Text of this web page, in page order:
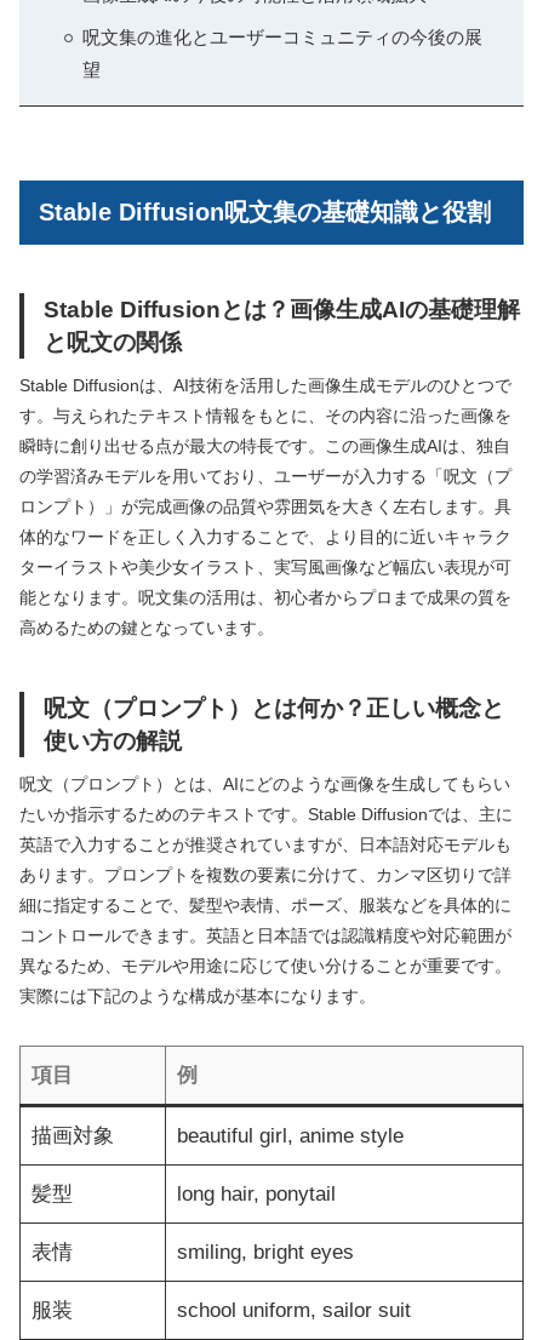
呪文集の進化とユーザーコミュニティの今後の展
望
Stable Diffusion呪文集の基礎知識と役割
Stable Diffusionとは？画像生成AIの基礎理解
と呪文の関係
Stable Diffusionは、AI技術を活用した画像生成モデルのひとつで
す。与えられたテキスト情報をもとに、その内容に沿った画像を
瞬時に創り出せる点が最大の特長です。この画像生成AIは、独自
の学習済みモデルを用いており、ユーザーが入力する「呪文（プ
ロンプト）」が完成画像の品質や雰囲気を大きく左右します。具
体的なワードを正しく入力することで、より目的に近いキャラク
ターイラストや美少女イラスト、実写風画像など幅広い表現が可
能となります。呪文集の活用は、初心者からプロまで成果の質を
高めるための鍵となっています。
呪文（プロンプト）とは何か？正しい概念と
使い方の解説
呪文（プロンプト）とは、AIにどのような画像を生成してもらい
たいか指示するためのテキストです。Stable Diffusionでは、主に
英語で入力することが推奨されていますが、日本語対応モデルも
あります。プロンプトを複数の要素に分けて、カンマ区切りで詳
細に指定することで、髪型や表情、ポーズ、服装などを具体的に
コントロールできます。英語と日本語では認識精度や対応範囲が
異なるため、モデルや用途に応じて使い分けることが重要です。
実際には下記のような構成が基本になります。
項目 例
描画対象 beautiful girl, anime style
髪型 long hair, ponytail
表情 smiling, bright eyes
服装 school uniform, sailor suit